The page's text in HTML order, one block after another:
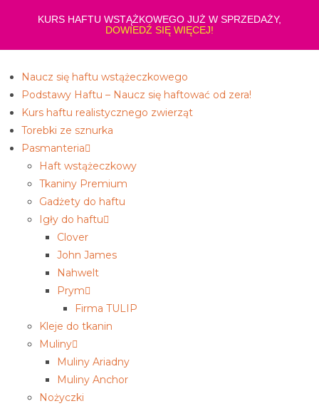
KURS HAFTU WSTĄŻKOWEGO JUŻ W SPRZEDAŻY,
DOWIEDŹ SIĘ WIĘCEJ!
Naucz się haftu wstążeczkowego
Podstawy Haftu – Naucz się haftować od zera!
Kurs haftu realistycznego zwierząt
Torebki ze sznurka
Pasmanteria
Haft wstążeczkowy
Tkaniny Premium
Gadżety do haftu
Igły do haftu
Clover
John James
Nahwelt
Prym
Firma TULIP
Kleje do tkanin
Muliny
Muliny Ariadny
Muliny Anchor
Nożyczki